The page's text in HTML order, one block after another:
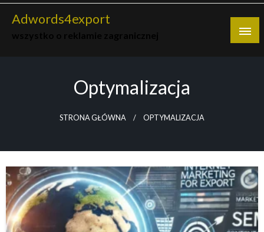
Skip
Adwords4export
Optymalizacja
STRONA GŁÓWNA OPTYMALIZACJA